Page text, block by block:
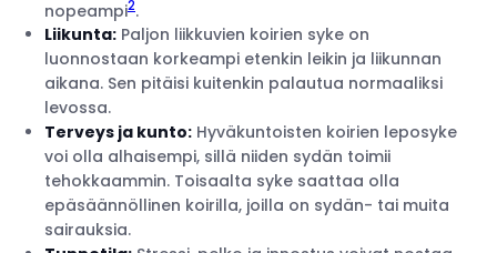
nopeampi2.
Liikunta: Paljon liikkuvien koirien syke on
luonnostaan korkeampi etenkin leikin ja liikunnan
aikana. Sen pitäisi kuitenkin palautua normaaliksi
levossa.
Terveys ja kunto: Hyväkuntoisten koirien leposyke
voi olla alhaisempi, sillä niiden sydän toimii
tehokkaammin. Toisaalta syke saattaa olla
epäsäännöllinen koirilla, joilla on sydän- tai muita
sairauksia.